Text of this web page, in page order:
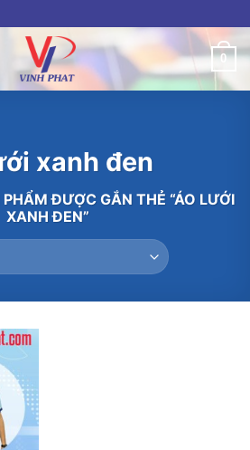
0
xanh đen
PHẨM ĐƯỢC GẮN THẺ “ÁO LƯỚI
XANH ĐEN”